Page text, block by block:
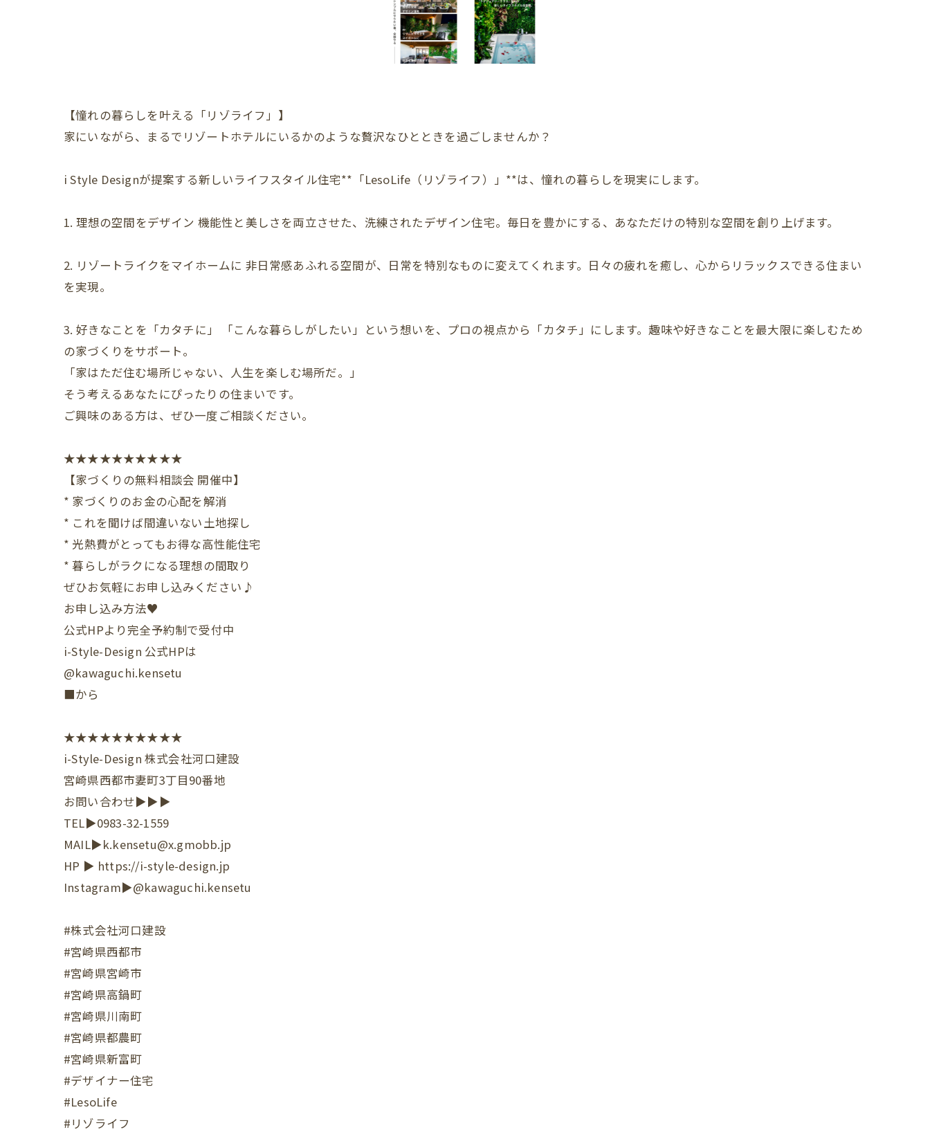
【憧れの暮らしを叶える「リゾライフ」】
家にいながら、まるでリゾートホテルにいるかのような贅沢なひとときを過ごしませんか？
i Style Designが提案する新しいライフスタイル住宅**「LesoLife（リゾライフ）」**は、憧れの暮らしを現実にします。
1. 理想の空間をデザイン 機能性と美しさを両立させた、洗練されたデザイン住宅。毎日を豊かにする、あなただけの特別な空間を創り上げます。
2. リゾートライクをマイホームに 非日常感あふれる空間が、日常を特別なものに変えてくれます。日々の疲れを癒し、心からリラックスできる住まい
を実現。
3. 好きなことを「カタチに」 「こんな暮らしがしたい」という想いを、プロの視点から「カタチ」にします。趣味や好きなことを最大限に楽しむため
の家づくりをサポート。
「家はただ住む場所じゃない、人生を楽しむ場所だ。」
そう考えるあなたにぴったりの住まいです。
ご興味のある方は、ぜひ一度ご相談ください。
★★★★★★★★★★
【家づくりの無料相談会 開催中】
* 家づくりのお金の心配を解消
* これを聞けば間違いない土地探し
* 光熱費がとってもお得な高性能住宅
* 暮らしがラクになる理想の間取り
ぜひお気軽にお申し込みください♪
お申し込み方法♥
公式HPより完全予約制で受付中
i-Style-Design 公式HPは
@kawaguchi.kensetu
■から
★★★★★★★★★★
i-Style-Design 株式会社河口建設
宮崎県西都市妻町3丁目90番地
お問い合わせ▶▶▶
TEL▶︎0983-32-1559
MAIL▶︎k.kensetu@x.gmobb.jp
HP ▶︎ https://i-style-design.jp
Instagram▶︎@kawaguchi.kensetu
#株式会社河口建設
#宮崎県西都市
#宮崎県宮崎市
#宮崎県高鍋町
#宮崎県川南町
#宮崎県都農町
#宮崎県新富町
#デザイナー住宅
#LesoLife
#リゾライフ